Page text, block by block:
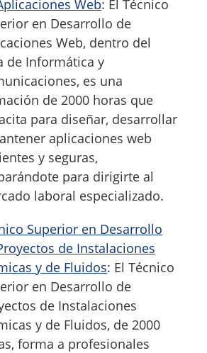
Web: El Técnico
en Desarrollo de
Web, dentro del
de Informática y
es una
de 2000 horas que
para diseñar, desarrollar
aplicaciones web
y seguras,
para dirigirte al
laboral especializado.
Superior en Desarrollo
de Instalaciones
y de Fluidos: El Técnico
en Desarrollo de
de Instalaciones
y de Fluidos, de 2000
forma a profesionales